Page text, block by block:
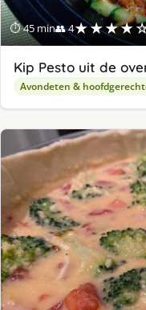
⏱ 45 min👥 4
Kip Pesto uit de
Avondeten &